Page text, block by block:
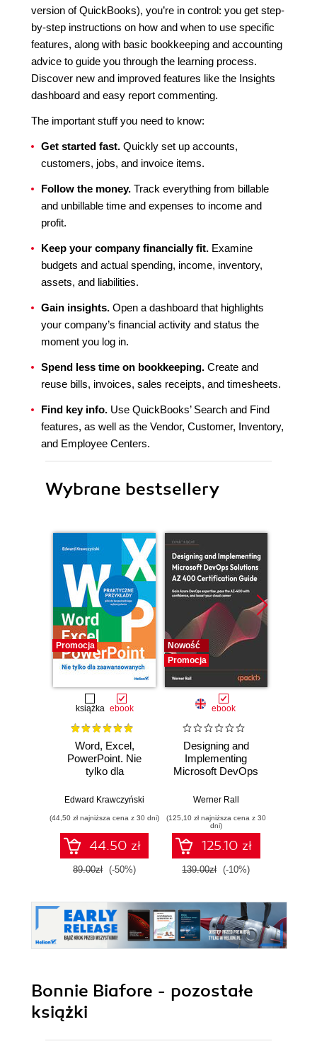
version of QuickBooks), you’re in control: you get step-
by-step instructions on how and when to use specific
features, along with basic bookkeeping and accounting
advice to guide you through the learning process.
Discover new and improved features like the Insights
dashboard and easy report commenting.
The important stuff you need to know:
Get started fast. Quickly set up accounts,
customers, jobs, and invoice items.
Follow the money. Track everything from billable
and unbillable time and expenses to income and
profit.
Keep your company financially fit. Examine
budgets and actual spending, income, inventory,
assets, and liabilities.
Gain insights. Open a dashboard that highlights
your company’s financial activity and status the
moment you log in.
Spend less time on bookkeeping. Create and
reuse bills, invoices, sales receipts, and timesheets.
Find key info. Use QuickBooks’ Search and Find
features, as well as the Vendor, Customer, Inventory,
and Employee Centers.
Wybrane bestsellery
Promocja
książka ebook
Word, Excel,
PowerPoint. Nie
tylko dla
Edward Krawczyński
(44,50 zł najniższa cena z 30 dni)
44.50 zł
89.00zł (-50%)
Nowość
Promocja
ebook
Designing and
Implementing
Microsoft DevOps
Certification Guide.
DevOps expertise,
pass the AZ-400
with confidence,
and boost your
cloud career
Werner Rall
(125,10 zł najniższa cena z 30
dni)
125.10 zł
139.00zł (-10%)
Bonnie Biafore - pozostałe
książki